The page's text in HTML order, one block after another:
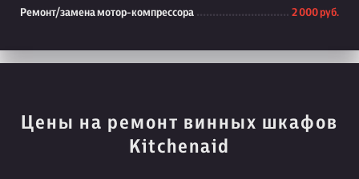
Ремонт/замена мотор-компрессора 2 000 руб.
Цены на ремонт винных шкафов
Kitchenaid